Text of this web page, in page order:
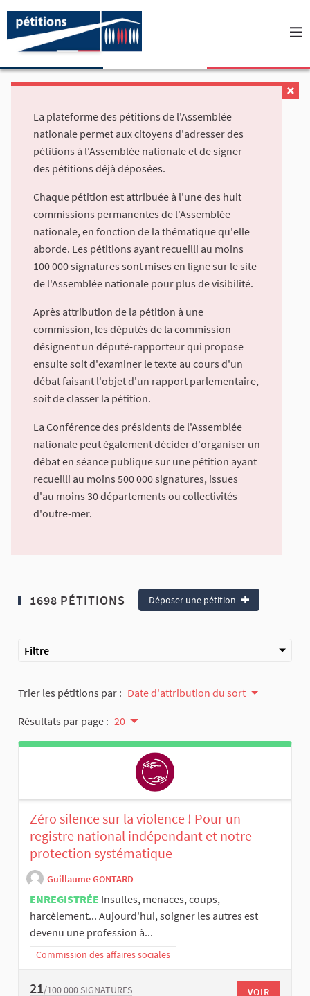
La plateforme des pétitions de l'Assemblée
nationale permet aux citoyens d'adresser des
pétitions à l'Assemblée nationale et de signer
des pétitions déjà déposées.
Chaque pétition est attribuée à l'une des huit
commissions permanentes de l'Assemblée
nationale, en fonction de la thématique qu'elle
aborde. Les pétitions ayant recueilli au moins
100 000 signatures sont mises en ligne sur le site
de l'Assemblée nationale pour plus de visibilité.
Après attribution de la pétition à une
commission, les députés de la commission
désignent un député-rapporteur qui propose
ensuite soit d'examiner le texte au cours d'un
débat faisant l'objet d'un rapport parlementaire,
soit de classer la pétition.
La Conférence des présidents de l'Assemblée
nationale peut également décider d'organiser un
débat en séance publique sur une pétition ayant
recueilli au moins 500 000 signatures, issues
d'au moins 30 départements ou collectivités
d'outre-mer.
1698 PÉTITIONS Déposer une pétition
Filtre
Trier les pétitions par : Date d'attribution du sort
Résultats par page : 20
Zéro silence sur la violence ! Pour un
registre national indépendant et notre
protection systématique
Guillaume GONTARD
ENREGISTRÉE Insultes, menaces, coups,
harcèlement... Aujourd'hui, soigner les autres est
devenu une profession à...
Commission des affaires sociales
21/100 000 SIGNATURES VOIR